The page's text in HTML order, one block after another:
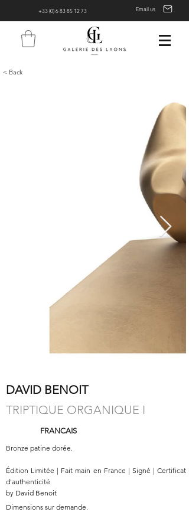
+33 (0) 6 83 85 12 73 Email us
< Back
DAVID BENOIT
TRIPTIQUE ORGANIQUE I
FRANCAIS
Bronze patine dorée.
Édition Limitée | Fait main en France | Signé | Certificat
d'authenticité
by David Benoit
Dimensions sur demande.